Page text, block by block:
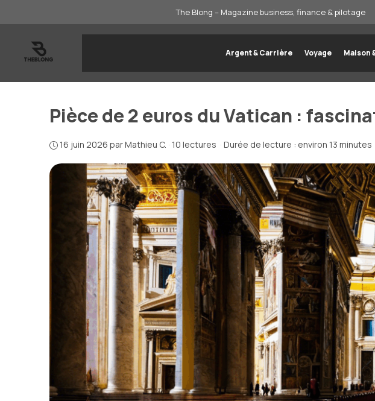
au
contenu
The Blong – Magazine business, finance & pilotage
Argent & Carrière Voyage Maison
Pièce de 2 euros du Vatican :
16 juin 2026 parMathieu C. · 10 lectures · Durée de lecture : environ 13 minutes